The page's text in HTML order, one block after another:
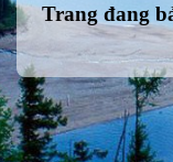
Trang đang